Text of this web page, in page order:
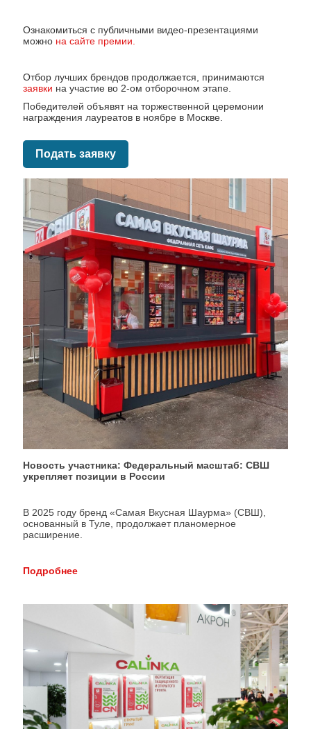
Ознакомиться с публичными видео-презентациями
можно на сайте премии.
Отбор лучших брендов продолжается, принимаются
заявки на участие во 2-ом отборочном этапе.
Победителей объявят на торжественной церемонии
награждения лауреатов в ноябре в Москве.
Подать заявку
Новость участника: Федеральный масштаб: СВШ
укрепляет позиции в России
В 2025 году бренд «Самая Вкусная Шаурма» (СВШ),
основанный в Туле, продолжает планомерное
расширение.
Подробнее